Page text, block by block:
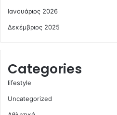
Ιανουάριος 2026
Δεκέμβριος 2025
Categories
lifestyle
Uncategorized